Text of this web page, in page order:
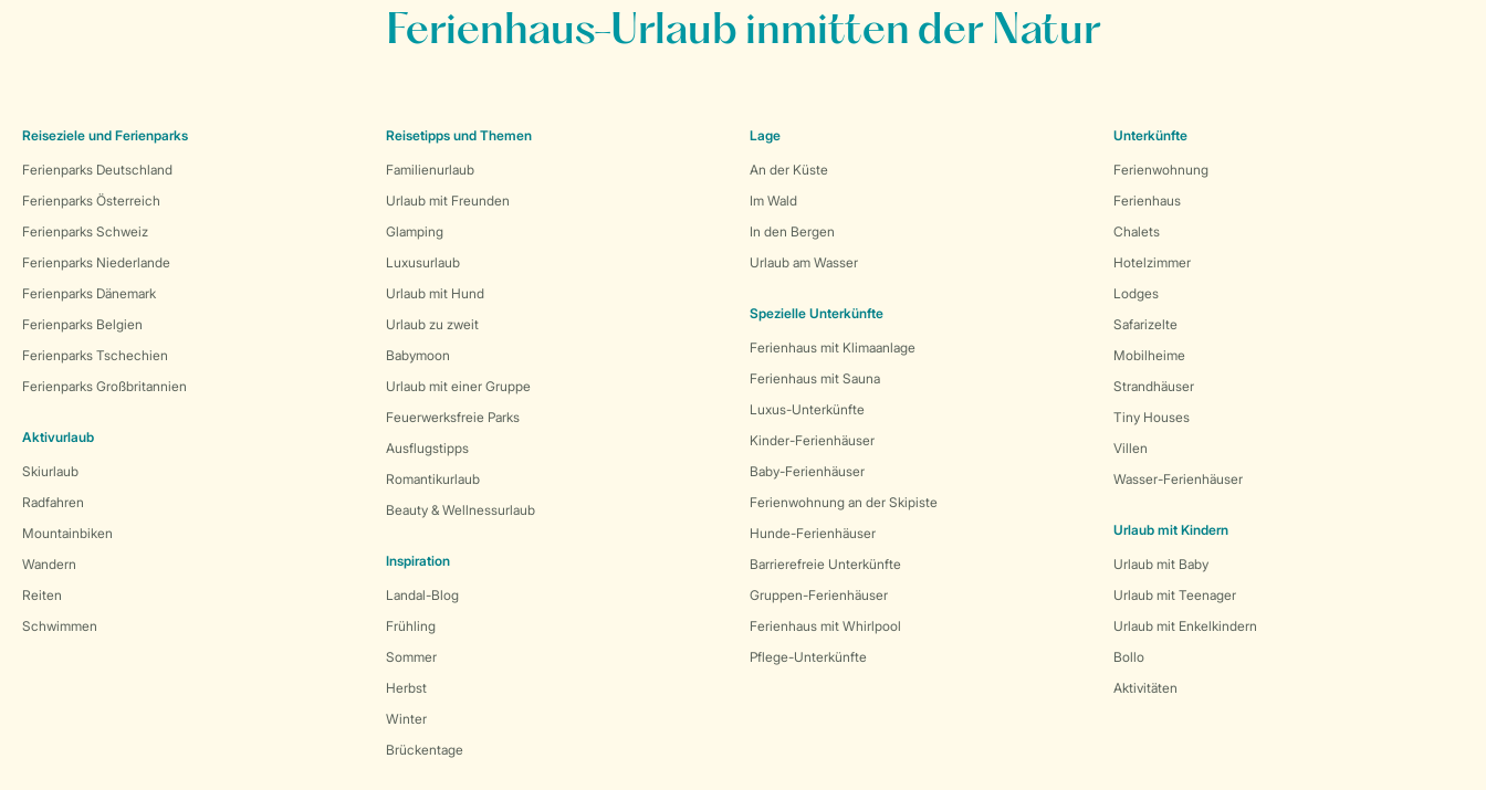
Ferienhaus-Urlaub inmitten der Natur
Reiseziele und Ferienparks
Ferienparks Deutschland
Ferienparks Österreich
Ferienparks Schweiz
Ferienparks Niederlande
Ferienparks Dänemark
Ferienparks Belgien
Ferienparks Tschechien
Ferienparks Großbritannien
Aktivurlaub
Skiurlaub
Radfahren
Mountainbiken
Wandern
Reiten
Schwimmen
Reisetipps und Themen
Familienurlaub
Urlaub mit Freunden
Glamping
Luxusurlaub
Urlaub mit Hund
Urlaub zu zweit
Babymoon
Urlaub mit einer Gruppe
Feuerwerksfreie Parks
Ausflugstipps
Romantikurlaub
Beauty & Wellnessurlaub
Inspiration
Landal-Blog
Frühling
Sommer
Herbst
Winter
Brückentage
Lage
An der Küste
Im Wald
In den Bergen
Urlaub am Wasser
Spezielle Unterkünfte
Ferienhaus mit Klimaanlage
Ferienhaus mit Sauna
Luxus-Unterkünfte
Kinder-Ferienhäuser
Baby-Ferienhäuser
Ferienwohnung an der Skipiste
Hunde-Ferienhäuser
Barrierefreie Unterkünfte
Gruppen-Ferienhäuser
Ferienhaus mit Whirlpool
Pflege-Unterkünfte
Unterkünfte
Ferienwohnung
Ferienhaus
Chalets
Hotelzimmer
Lodges
Safarizelte
Mobilheime
Strandhäuser
Tiny Houses
Villen
Wasser-Ferienhäuser
Urlaub mit Kindern
Urlaub mit Baby
Urlaub mit Teenager
Urlaub mit Enkelkindern
Bollo
Aktivitäten